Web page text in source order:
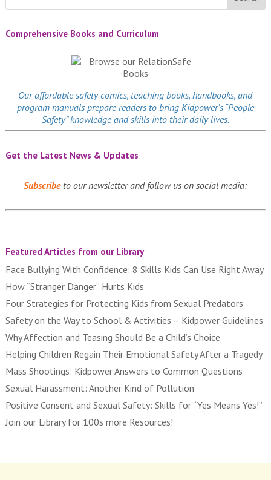
Comprehensive Books and Curriculum
Our affordablesafety comics, teaching books, handbooks, and
program manuals prepare readers to bring Kidpower’s “People
Safety” knowledge and skills into their daily lives.
Get the Latest News & Updates
Subscribeto our newsletter and follow us on social media:
Featured Articles from our Library
Face Bullying With Confidence: 8 Skills Kids Can Use Right Away
How “Stranger Danger” Hurts Kids
Four Strategies for Protecting Kids from Sexual Predators
Safety on the Way to School & Activities – Kidpower Guidelines
Why Affection and Teasing Should Be a Child’s Choice
Helping Children Regain Their Emotional Safety After a Tragedy
Mass Shootings: Kidpower Answers to Common Questions
Sexual Harassment: Another Kind of Pollution
Positive Consent and Sexual Safety: Skills for “Yes Means Yes!”
Join our Library for 100s more Resources!